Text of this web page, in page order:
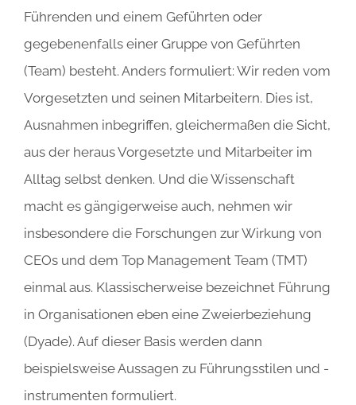
Führenden und einem Geführten oder
gegebenenfalls einer Gruppe von Geführten
(Team) besteht. Anders formuliert: Wir reden vom
Vorgesetzten und seinen Mitarbeitern. Dies ist,
Ausnahmen inbegriffen, gleichermaßen die Sicht,
aus der heraus Vorgesetzte und Mitarbeiter im
Alltag selbst denken. Und die Wissenschaft
macht es gängigerweise auch, nehmen wir
insbesondere die Forschungen zur Wirkung von
CEOs und dem Top Management Team (TMT)
einmal aus. Klassischerweise bezeichnet Führung
in Organisationen eben eine Zweierbeziehung
(Dyade). Auf dieser Basis werden dann
beispielsweise Aussagen zu Führungsstilen und -
instrumenten formuliert.